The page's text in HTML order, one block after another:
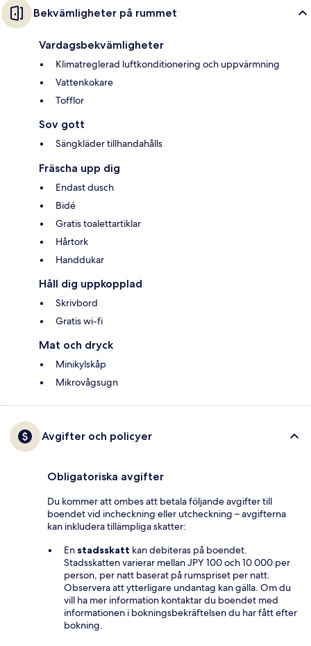
Bekvämligheter på rummet
Vardagsbekvämligheter
Klimatreglerad luftkonditionering och uppvärmning
Vattenkokare
Tofflor
Sov gott
Sängkläder tillhandahålls
Fräscha upp dig
Endast dusch
Bidé
Gratis toalettartiklar
Hårtork
Handdukar
Håll dig uppkopplad
Skrivbord
Gratis wi-fi
Mat och dryck
Minikylskåp
Mikrovågsugn
Avgifter och policyer
Obligatoriska avgifter
Du kommer att ombes att betala följande avgifter till
boendet vid incheckning eller utcheckning – avgifterna
kan inkludera tillämpliga skatter:
En stadsskatt kan debiteras på boendet.
Stadsskatten varierar mellan JPY 100 och 10 000 per
person, per natt baserat på rumspriset per natt.
Observera att ytterligare undantag kan gälla. Om du
vill ha mer information kontaktar du boendet med
informationen i bokningsbekräftelsen du har fått efter
bokning.